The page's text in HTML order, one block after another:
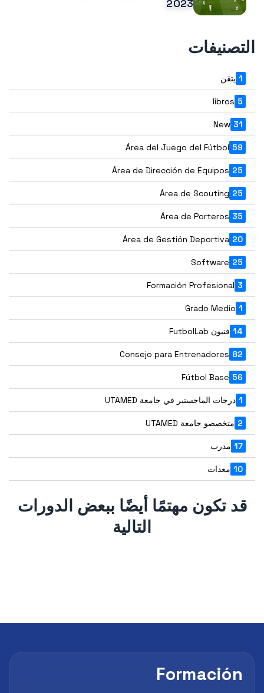
2023
التصنيفات
يتقن 1
libros 5
New 31
Área del Juego del Fútbol 59
Área de Dirección de Equipos 25
Área de Scouting 25
Área de Porteros 35
Área de Gestión Deportiva 20
Software 25
Formación Profesional 3
Grado Medio 1
فنيون FutbolLab 14
Consejo para Entrenadores 82
Fútbol Base 56
درجات الماجستير في جامعة UTAMED 1
متخصصو جامعة UTAMED 2
مدرب 17
معدات 10
قد تكون مهتمًا أيضًا ببعض الدورات
التالية
Formación